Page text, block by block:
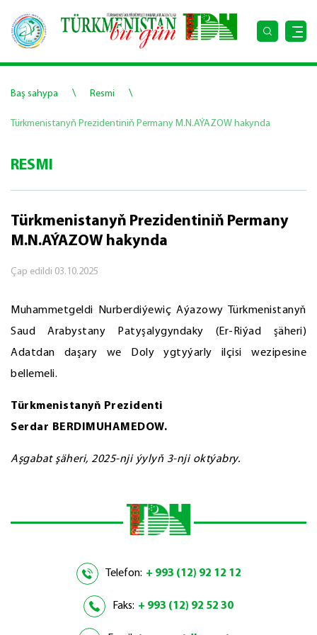
Baş sahypa \ Resmi \
Türkmenistanyň Prezidentiniň Permany M.N.AÝAZOW hakynda
RESMI
Türkmenistanyň Prezidentiniň Permany
M.N.AÝAZOW hakynda
Çap edildi 03.10.2025
Muhammetgeldi Nurberdiýewiç Aýazowy Türkmenistanyň
Saud Arabystany Patyşalygyndaky (Er-Riýad şäheri)
Adatdan daşary we Doly ygtyýarly ilçisi wezipesine
bellemeli.
Türkmenistanyň Prezidenti
Serdar BERDIMUHAMEDOW.
Aşgabat şäheri, 2025-nji ýylyň 3-nji oktýabry.
Telefon: + 993 (12) 92 12 12
Faks: + 993 (12) 92 52 30